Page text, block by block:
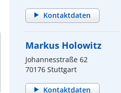
Kontaktdaten
Markus Holowitz
Johannesstraße 62
70176 Stuttgart
Kontaktdaten